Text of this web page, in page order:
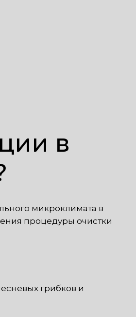
в
микроклимата в
процедуры очистки
грибков и